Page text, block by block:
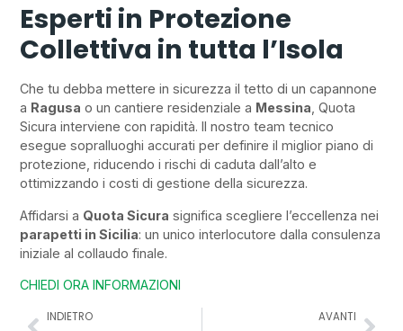
Esperti in Protezione
Collettiva in tutta l’Isola
Che tu debba mettere in sicurezza il tetto di un capannone
a Ragusa o un cantiere residenziale a Messina , Quota
Sicura interviene con rapidità. Il nostro team tecnico
esegue sopralluoghi accurati per definire il miglior piano di
protezione, riducendo i rischi di caduta dall’alto e
ottimizzando i costi di gestione della sicurezza.
Affidarsi a Quota Sicura significa scegliere l’eccellenza nei
parapetti in Sicilia: un unico interlocutore dalla consulenza
iniziale al collaudo finale.
CHIEDI ORA INFORMAZIONI
INDIETRO AVANTI